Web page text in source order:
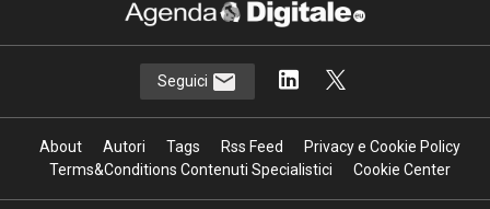
Seguici
About Autori Tags Rss Feed
Privacy e Cookie Policy
Terms&Conditions Contenuti Specialistici
Cookie Center